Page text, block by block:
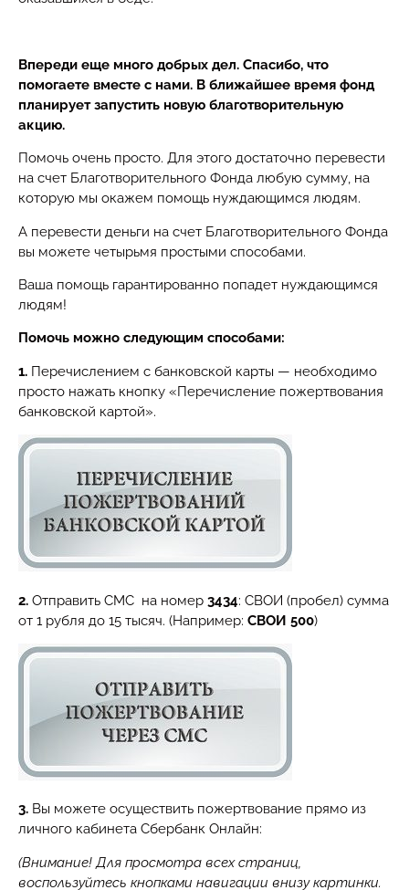
Впереди еще много добрых дел. Спасибо, что
помогаете вместе с нами. В ближайшее время фонд
планирует запустить новую благотворительную
акцию.
Помочь очень просто. Для этого достаточно перевести
на счет Благотворительного Фонда любую сумму, на
которую мы окажем помощь нуждающимся людям.
А перевести деньги на счет Благотворительного Фонда
вы можете четырьмя простыми способами.
Ваша помощь гарантированно попадет нуждающимся
людям!
Помочь можно следующим способами:
1. Перечислением с банковской карты — необходимо
просто нажать кнопку «Перечисление пожертвования
банковской картой».
2. Отправить СМС на номер 3434: СВОИ (пробел) сумма
от 1 рубля до 15 тысяч. (Например: СВОИ 500)
3. Вы можете осуществить пожертвование прямо из
личного кабинета Сбербанк Онлайн:
(Внимание! Для просмотра всех страниц,
воспользуйтесь кнопками навигации внизу картинки.